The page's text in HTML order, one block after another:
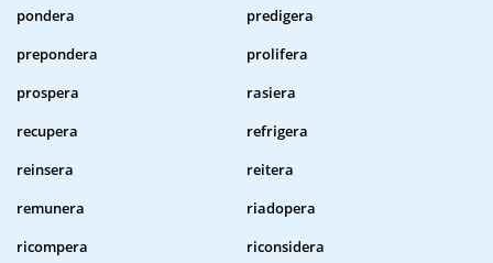
pondera
predigera
prepondera
prolifera
prospera
rasiera
recupera
refrigera
reinsera
reitera
remunera
riadopera
ricompera
riconsidera